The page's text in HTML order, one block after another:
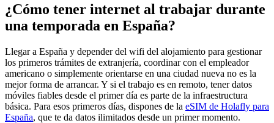
¿Cómo tener internet al trabajar durante
una temporada en España?
Llegar a España y depender del wifi del alojamiento para gestionar
los primeros trámites de extranjería, coordinar con el empleador
americano o simplemente orientarse en una ciudad nueva no es la
mejor forma de arrancar. Y si el trabajo es en remoto, tener datos
móviles fiables desde el primer día es parte de la infraestructura
básica. Para esos primeros días, dispones de la eSIM de Holafly para
España, que te da datos ilimitados desde un primer momento.